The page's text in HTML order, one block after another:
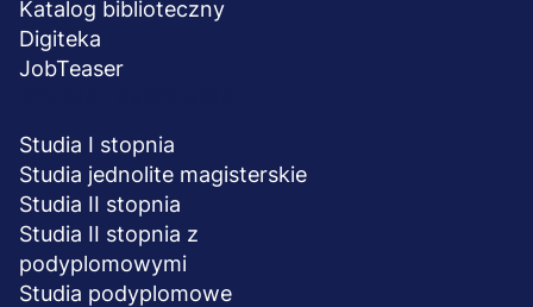
Katalog biblioteczny
Digiteka
JobTeaser
Studia I stopnia
Studia jednolite magisterskie
Studia II stopnia
Studia II stopnia z
podyplomowymi
Studia podyplomowe